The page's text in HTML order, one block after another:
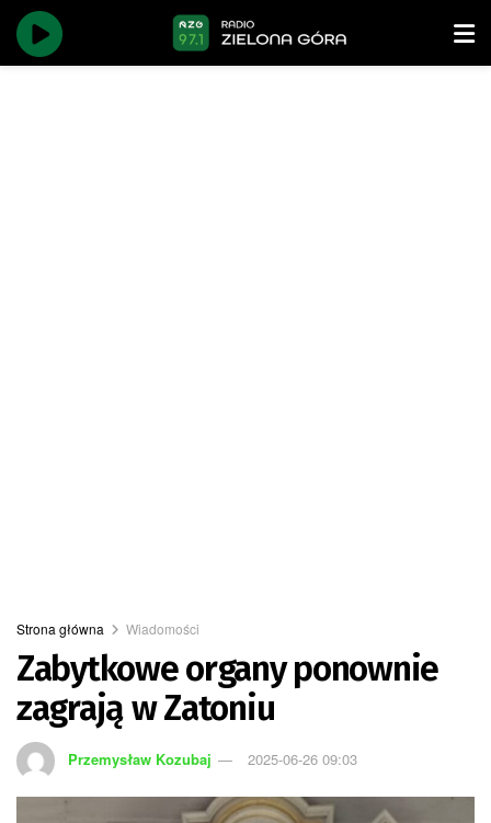
Strona główna Wiadomości
Zabytkowe organy ponownie
zagrają w Zatoniu
Przemysław Kozubaj 2025-06-26 09:03